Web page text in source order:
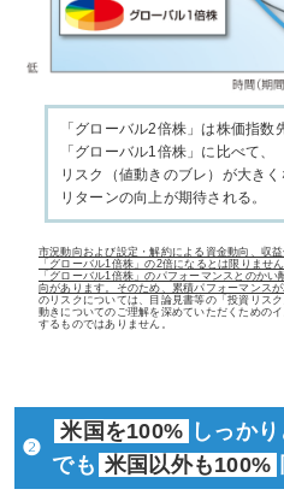
「グローバル2倍株」は株価指数
「グローバル1倍株」に比べて、
リスク（値動きのブレ）が大きく
リターンの向上が期待される。
市況動向および設定・解約による資金動向、収
「グローバル1倍株」の2倍になるとは限りませ
「グローバル1倍株」のパフォーマンスとのか
向があります。そのため、累積パフォーマンス
のリスクについては、目論見書等の「投資リス
動きについてのご理解を深めていただくための
するものではありません。
❷
米国を100% しっかり
でも 米国以外も100%